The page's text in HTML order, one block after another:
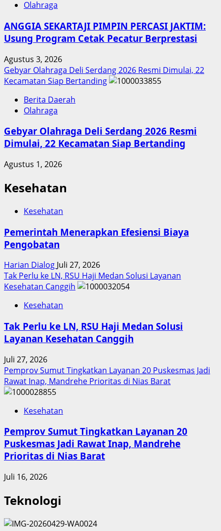
Olahraga
ANGGIA SEKARTAJI PIMPIN PERCASI JAKTIM:
Usung Program Cetak Pecatur Berprestasi
Agustus 3, 2026
Gebyar Olahraga Deli Serdang 2026 Resmi Dimulai, 22
Kecamatan Siap Bertanding
Berita Daerah
Olahraga
Gebyar Olahraga Deli Serdang 2026 Resmi
Dimulai, 22 Kecamatan Siap Bertanding
Agustus 1, 2026
Kesehatan
Kesehatan
Pemerintah Menerapkan Efesiensi Biaya
Pengobatan
Harian Dialog Juli 27, 2026
Tak Perlu ke LN, RSU Haji Medan Solusi Layanan
Kesehatan Canggih
Kesehatan
Tak Perlu ke LN, RSU Haji Medan Solusi
Layanan Kesehatan Canggih
Juli 27, 2026
Pemprov Sumut Tingkatkan Layanan 20 Puskesmas Jadi
Rawat Inap, Mandrehe Prioritas di Nias Barat
Kesehatan
Pemprov Sumut Tingkatkan Layanan 20
Puskesmas Jadi Rawat Inap, Mandrehe
Prioritas di Nias Barat
Juli 16, 2026
Teknologi